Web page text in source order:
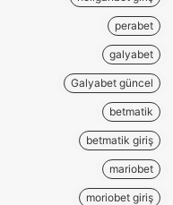
perabet
galyabet
Galyabet güncel
betmatik
betmatik giriş
mariobet
moriobet giriş